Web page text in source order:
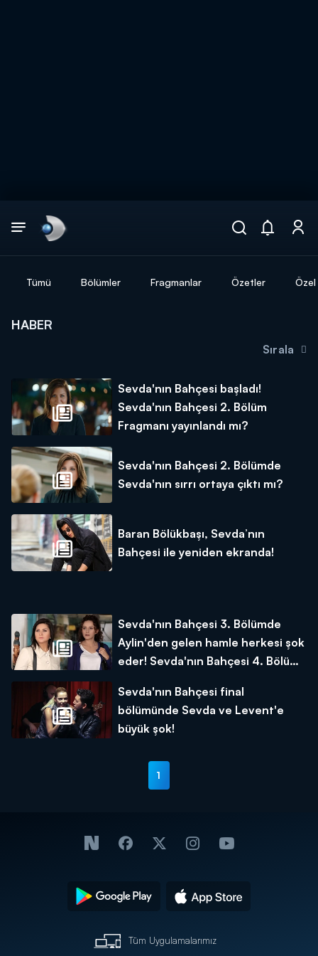
Tümü Bölümler Fragmanlar Özetler
HABER
Sırala
Sevda'nın Bahçesi başladı!
Sevda'nın Bahçesi 2. Bölüm
Fragmanı yayınlandı mı?
Sevda'nın Bahçesi 2. Bölümde
Sevda'nın sırrı ortaya çıktı mı?
Baran Bölükbaşı, Sevda’nın
Bahçesi ile yeniden ekranda!
Sevda'nın Bahçesi 3. Bölümde
Aylin'den gelen hamle herkesi şok
eder! Sevda'nın Bahçesi 4. Bölüm
Sevda'nın Bahçesi final
bölümünde Sevda ve Levent'e
büyük şok!
1
Tüm Uygulamalarımız